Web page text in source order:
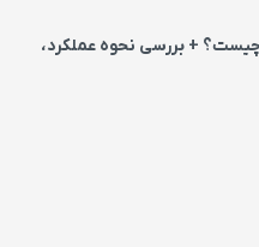
+ بررسی نحوه عملکرد،